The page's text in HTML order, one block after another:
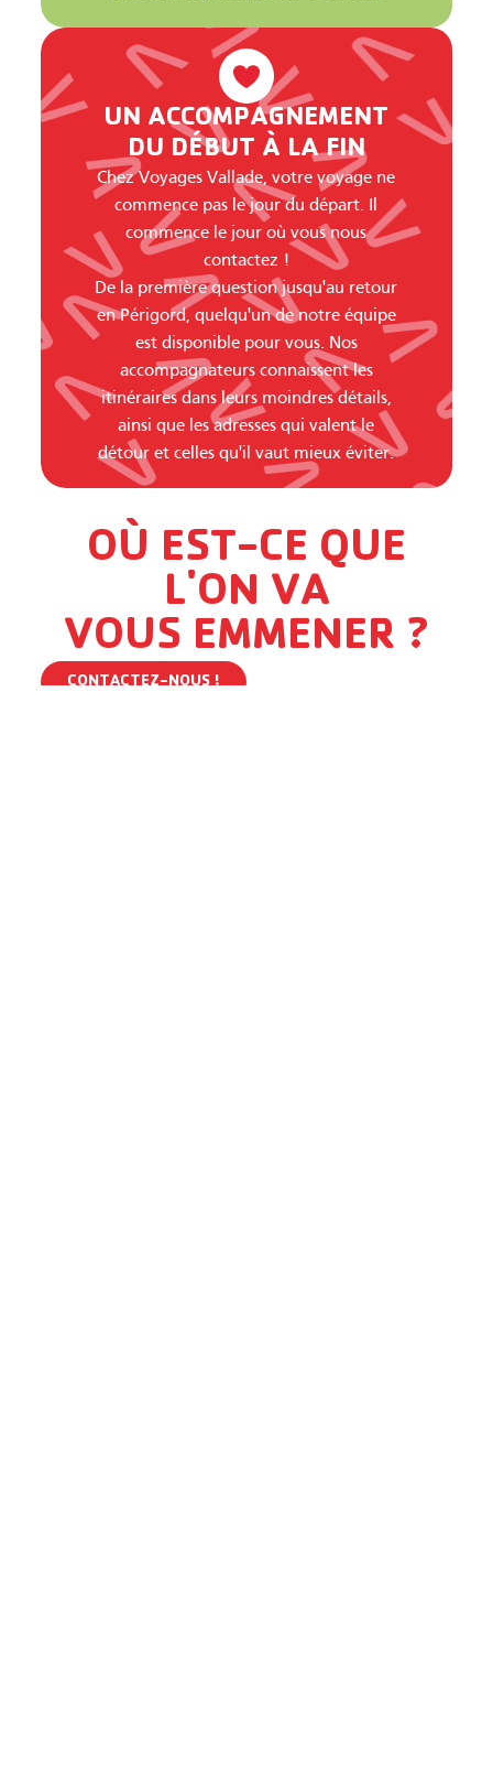
UN ACCOMPAGNEMENT
DU DÉBUT À LA FIN
Chez Voyages Vallade, votre voyage ne
commence pas le jour du départ. Il
commence le jour où vous nous
contactez !
De la première question jusqu'au retour
en Périgord, quelqu'un de notre équipe
est disponible pour vous. Nos
accompagnateurs connaissent les
itinéraires dans leurs moindres détails,
ainsi que les adresses qui valent le
détour et celles qu'il vaut mieux éviter.
OÙ EST-CE QUE
L'ON VA
VOUS EMMENER ?
CONTACTEZ-NOUS !